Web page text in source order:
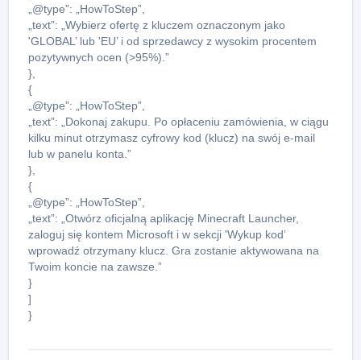
„@type”: „HowToStep”,
„text”: „Wybierz ofertę z kluczem oznaczonym jako
'GLOBAL’ lub 'EU’ i od sprzedawcy z wysokim procentem
pozytywnych ocen (>95%).”
},
{
„@type”: „HowToStep”,
„text”: „Dokonaj zakupu. Po opłaceniu zamówienia, w ciągu
kilku minut otrzymasz cyfrowy kod (klucz) na swój e-mail
lub w panelu konta.”
},
{
„@type”: „HowToStep”,
„text”: „Otwórz oficjalną aplikację Minecraft Launcher,
zaloguj się kontem Microsoft i w sekcji 'Wykup kod’
wprowadź otrzymany klucz. Gra zostanie aktywowana na
Twoim koncie na zawsze.”
}
]
}